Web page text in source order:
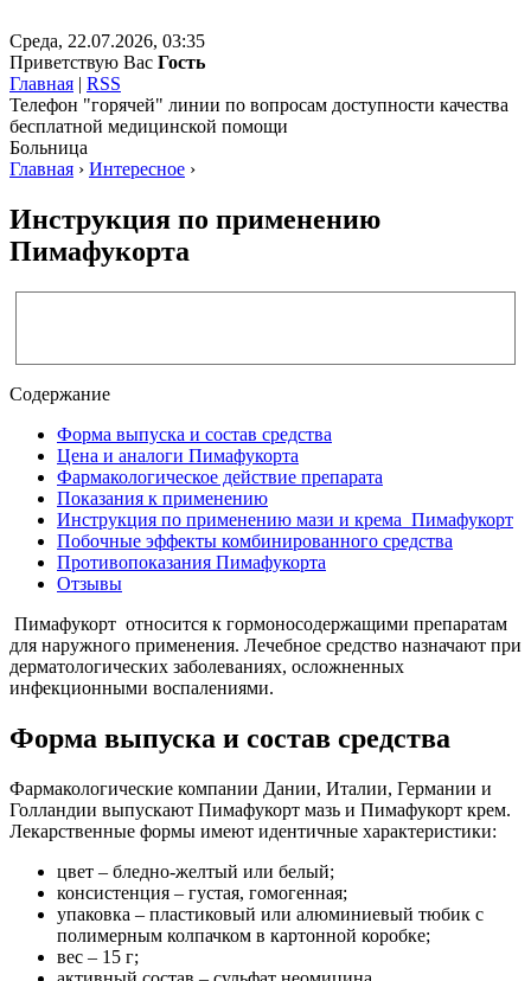
Среда, 22.07.2026, 03:35
Приветствую Вас Гость
Главная | RSS
Телефон "горячей" линии по вопросам доступности качества
бесплатной медицинской помощи
Больница
Главная › Интересное ›
Инструкция по применению
Пимафукорта
Содержание
Форма выпуска и состав средства
Цена и аналоги Пимафукорта
Фармакологическое действие препарата
Показания к применению
Инструкция по применению мази и крема Пимафукорт
Побочные эффекты комбинированного средства
Противопоказания Пимафукорта
Отзывы
Пимафукорт относится к гормоносодержащими препаратам
для наружного применения. Лечебное средство назначают при
дерматологических заболеваниях, осложненных
инфекционными воспалениями.
Форма выпуска и состав средства
Фармакологические компании Дании, Италии, Германии и
Голландии выпускают Пимафукорт мазь и Пимафукорт крем.
Лекарственные формы имеют идентичные характеристики:
цвет – бледно-желтый или белый;
консистенция – густая, гомогенная;
упаковка – пластиковый или алюминиевый тюбик с
полимерным колпачком в картонной коробке;
вес – 15 г;